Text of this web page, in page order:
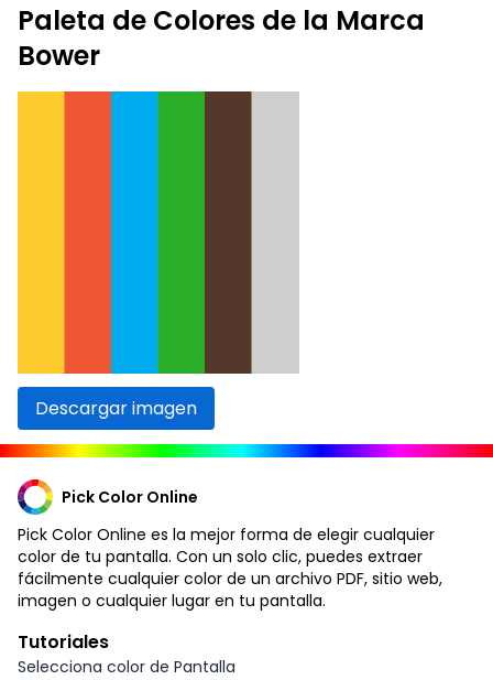
Paleta de Colores de la Marca
Bower
Descargar imagen
Pick Color Online
Pick Color Online es la mejor forma de elegir cualquier
color de tu pantalla. Con un solo clic, puedes extraer
fácilmente cualquier color de un archivo PDF, sitio web,
imagen o cualquier lugar en tu pantalla.
Tutoriales
Selecciona color de Pantalla